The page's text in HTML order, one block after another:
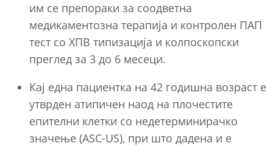
им се препораки за соодветна
медикаментозна терапија и контролен ПАП
тест со ХПВ типизација и колпоскопски
преглед за 3 до 6 месеци.
Кај една пациентка на 42 годишна возраст е
утврден атипичен наод на плочестите
епителни клетки со недетерминирачко
значење (ASC-US), при што дадена и е